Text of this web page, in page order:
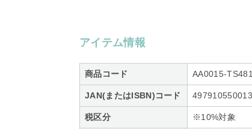
アイテム情報
商品コード AA0015-
JAN(またはISBN)コード
税区分 ※10%対象